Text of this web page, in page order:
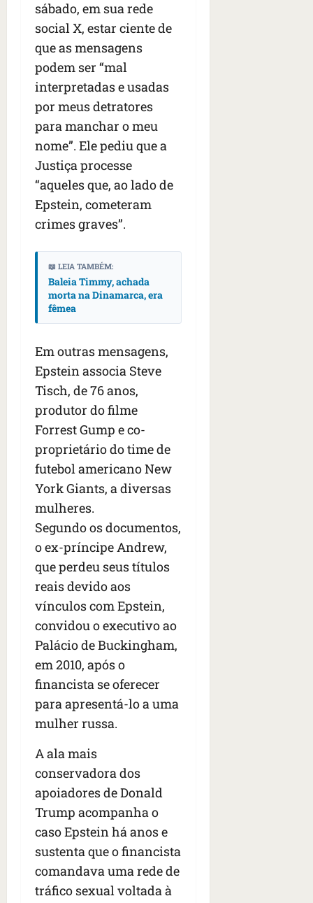
sábado, em sua rede
social X, estar ciente de
que as mensagens
podem ser “mal
interpretadas e usadas
por meus detratores
para manchar o meu
nome”. Ele pediu que a
Justiça processe
“aqueles que, ao lado de
Epstein, cometeram
crimes graves”.
📖 LEIA TAMBÉM:
Baleia Timmy, achada
morta na Dinamarca, era
fêmea
Em outras mensagens,
Epstein associa Steve
Tisch, de 76 anos,
produtor do filme
Forrest Gump e co-
proprietário do time de
futebol americano New
York Giants, a diversas
mulheres.
Segundo os documentos,
o ex-príncipe Andrew,
que perdeu seus títulos
reais devido aos
vínculos com Epstein,
convidou o executivo ao
Palácio de Buckingham,
em 2010, após o
financista se oferecer
para apresentá-lo a uma
mulher russa.
A ala mais
conservadora dos
apoiadores de Donald
Trump acompanha o
caso Epstein há anos e
sustenta que o financista
comandava uma rede de
tráfico sexual voltada à